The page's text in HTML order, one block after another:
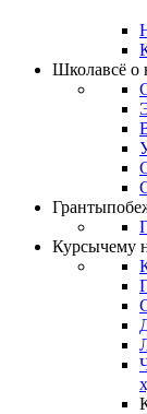
Школавсё о
Гранты
Курсычему